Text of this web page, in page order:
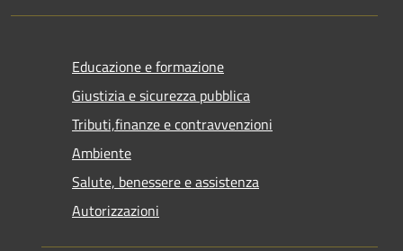
Educazione e formazione
Giustizia e sicurezza pubblica
Tributi,finanze e contravvenzioni
Ambiente
Salute, benessere e assistenza
Autorizzazioni